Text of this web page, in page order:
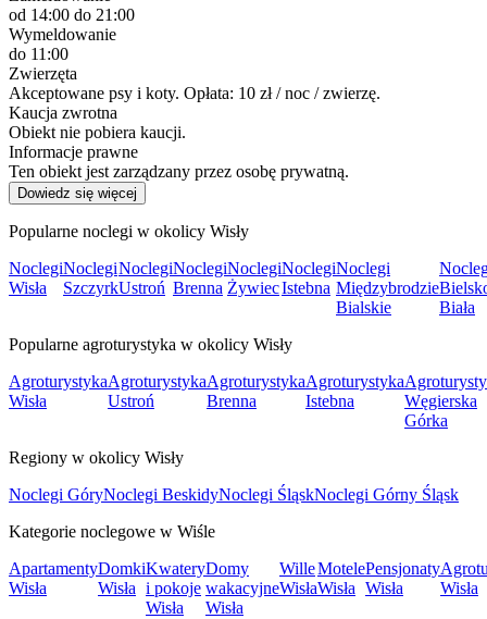
od 14:00 do 21:00
Wymeldowanie
do 11:00
Zwierzęta
Akceptowane psy i koty. Opłata: 10 zł / noc / zwierzę.
Kaucja zwrotna
Obiekt nie pobiera kaucji.
Informacje prawne
Ten obiekt jest zarządzany przez osobę prywatną.
Dowiedz się więcej
Popularne noclegi w okolicy Wisły
Noclegi
Wisła
Noclegi
Szczyrk
Noclegi
Ustroń
Noclegi
Brenna
Noclegi
Żywiec
Noclegi
Istebna
Noclegi
Międzybrodzie
Bialskie
Biała
Popularne agroturystyka w okolicy Wisły
Agroturystyka
Wisła
Agroturystyka
Ustroń
Agroturystyka
Brenna
Agroturystyka
Istebna
Węgierska
Górka
Regiony w okolicy Wisły
Noclegi GóryNoclegi BeskidyNoclegi ŚląskNoclegi Górny Śląsk
Kategorie noclegowe w Wiśle
Apartamenty
Wisła
Domki
Wisła
Kwatery
i pokoje
Wisła
Domy
wakacyjne
Wisła
Wille
Wisła
Motele
Wisła
Pensjonaty
Wisła
Wisła